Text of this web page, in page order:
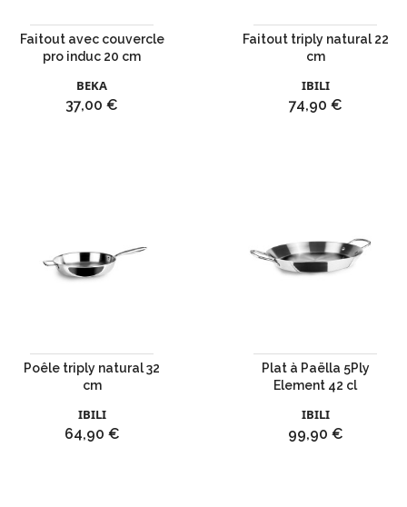
Faitout avec couvercle
pro induc 20 cm
BEKA
Prix
37,00 €
Faitout triply natural 22
cm
IBILI
Prix
74,90 €
Poêle triply natural 32
cm
IBILI
Prix
64,90 €
Plat à Paëlla 5Ply
Element 42 cl
IBILI
Prix
99,90 €